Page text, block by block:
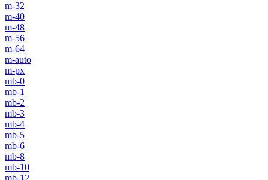
m-32
m-40
m-48
m-56
m-64
m-auto
m-px
mb-0
mb-1
mb-2
mb-3
mb-4
mb-5
mb-6
mb-8
mb-10
mb-12